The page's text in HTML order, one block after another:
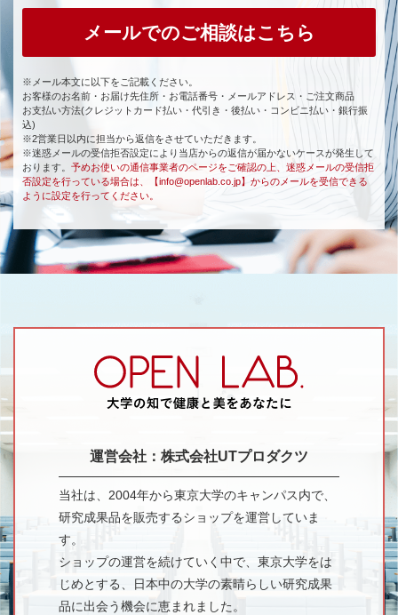
メールでのご相談はこちら
※メール本文に以下をご記載ください。
お客様のお名前・お届け先住所・お電話番号・メールアドレス・ご注文商品
お支払い方法(クレジットカード払い・代引き・後払い・コンビニ払い・銀行振
込)
※2営業日以内に担当から返信をさせていただきます。
※迷惑メールの受信拒否設定により当店からの返信が届かないケースが発生して
おります。 予めお使いの通信事業者のページをご確認の上、迷惑メールの受信拒
否設定を行っている場合は、【info@openlab.co.jp】からのメールを受信できる
ように設定を行ってください。
運営会社：株式会社UTプロダクツ
当社は、2004年から東京大学のキャンパス内で、
研究成果品を販売するショップを運営していま
す。
ショップの運営を続けていく中で、東京大学をは
じめとする、日本中の大学の素晴らしい研究成果
品に出会う機会に恵まれました。